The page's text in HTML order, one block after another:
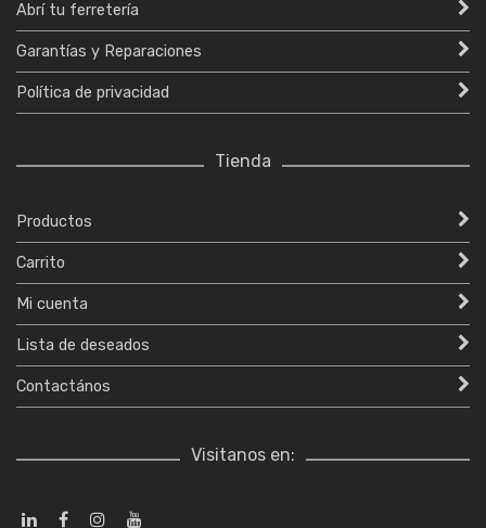
Abrí tu ferretería
Garantías y Reparaciones
Política de privacidad
Tienda
Productos
Carrito
Mi cuenta
Lista de deseados
Contactános
Visitanos en: